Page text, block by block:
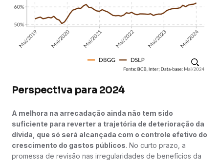
Perspectiva para 2024
A melhora na arrecadação ainda não tem sido
suficiente para reverter a trajetória de deterioração da
dívida, que só será alcançada com o controle efetivo do
crescimento do gastos públicos. No curto prazo, a
promessa de revisão nas irregularidades de benefícios da